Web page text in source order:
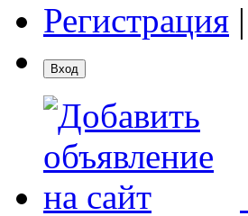
Регистрация |